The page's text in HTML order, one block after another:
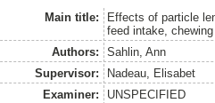
Main title:
Effects of particle
feed intake,
Authors:
Sahlin, Ann
Supervisor:
Nadeau, Elisabet
Examiner:
UNSPECIFIED